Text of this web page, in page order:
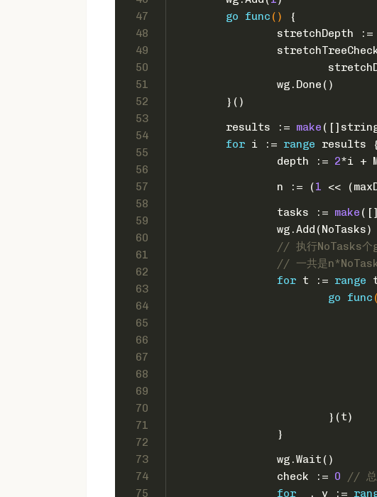
47
48
49
50
51
52
53
54
55
56
57
58
59
60
61
62
63
64
65
66
67
68
69
70
71
72
73
74
75
go
func ()
{
stretchDepth
		wg.Done()
	}()
	results :=
make ([]
for i := range results {
		depth :=
2*i +
		n := (
1 <<
		tasks :=
make ([]
		wg.Add(NoTasks)
// 执行NoTasks
// 一共是
for t := range
go
func
			}(t)
		}
		wg.Wait()
		check :=
0
// 总
for _, v :=